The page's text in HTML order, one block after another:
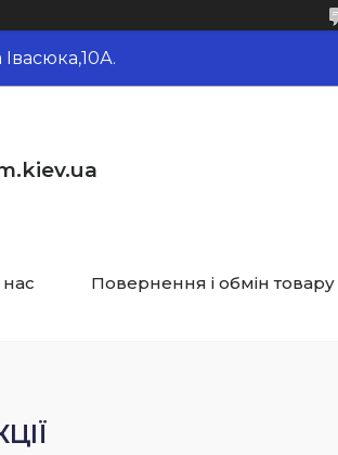
Повернення і обмін товару